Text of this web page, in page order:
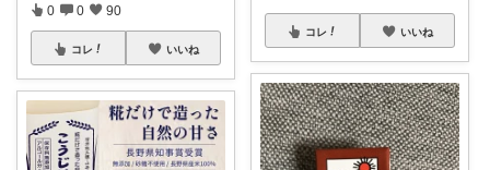
0 0 90
コレ いいね
コレ いいね